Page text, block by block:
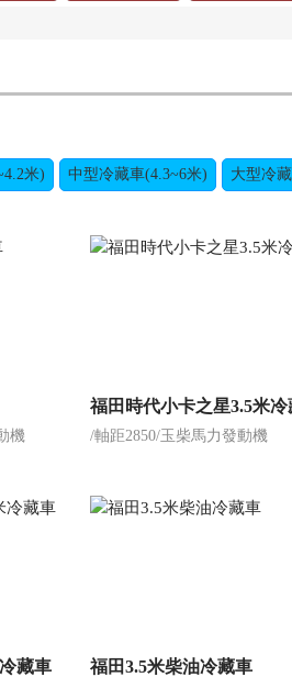
米) 中型冷藏車(4.3~6米) 大型冷
機
福田時代小卡之星3.5米冷
/軸距2850/玉柴馬力發動機
藏車 福田3.5米柴油冷藏車